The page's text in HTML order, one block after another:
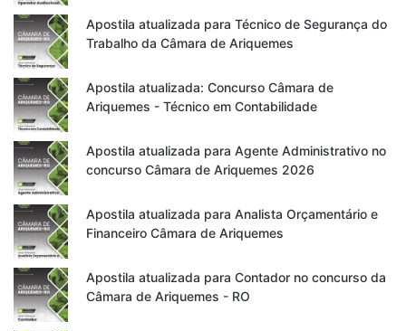
Apostila atualizada para Técnico de Segurança do
Trabalho da Câmara de Ariquemes
Apostila atualizada: Concurso Câmara de
Ariquemes - Técnico em Contabilidade
Apostila atualizada para Agente Administrativo no
concurso Câmara de Ariquemes 2026
Apostila atualizada para Analista Orçamentário e
Financeiro Câmara de Ariquemes
Apostila atualizada para Contador no concurso da
Câmara de Ariquemes - RO